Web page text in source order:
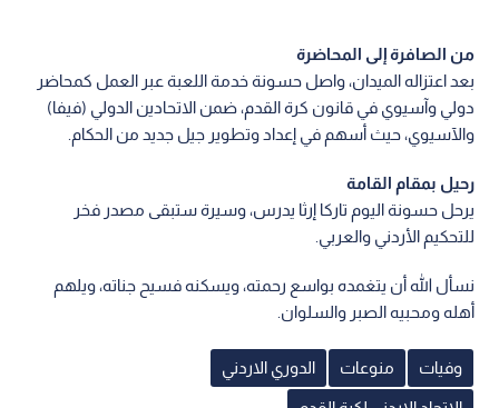
من الصافرة إلى المحاضرة
بعد اعتزاله الميدان، واصل حسونة خدمة اللعبة عبر العمل كمحاضر
دولي وآسيوي في قانون كرة القدم، ضمن الاتحادين الدولي (فيفا)
والآسيوي، حيث أسهم في إعداد وتطوير جيل جديد من الحكام.
رحيل بمقام القامة
يرحل حسونة اليوم تاركا إرثا يدرس، وسيرة ستبقى مصدر فخر
للتحكيم الأردني والعربي.
نسأل الله أن يتغمده بواسع رحمته، ويسكنه فسيح جناته، ويلهم
أهله ومحبيه الصبر والسلوان.
وفيات منوعات الدوري الاردني